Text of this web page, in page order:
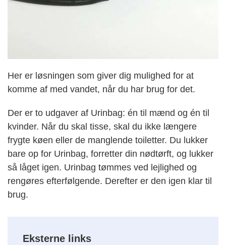
Her er løsningen som giver dig mulighed for at
komme af med vandet, når du har brug for det.
Der er to udgaver af Urinbag: én til mænd og én til
kvinder. Når du skal tisse, skal du ikke længere
frygte køen eller de manglende toiletter. Du lukker
bare op for Urinbag, forretter din nødtørft, og lukker
så låget igen. Urinbag tømmes ved lejlighed og
rengøres efterfølgende. Derefter er den igen klar til
brug.
Eksterne links